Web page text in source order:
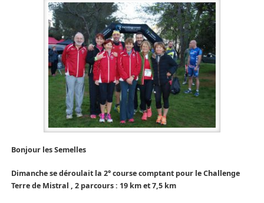
Bonjour les Semelles
Dimanche se déroulait la 2° course comptant pour le Challenge
Terre de Mistral , 2 parcours : 19 km et 7,5 km